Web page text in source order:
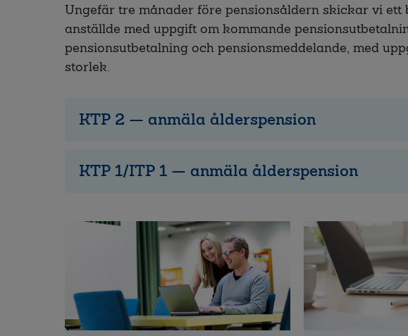
Ungefär tre månader före pensionsåldern skickar vi ett
anställde med uppgift om kommande
pensionsutbetalning och pensionsmeddelande, med
storlek.
KTP 2 — anmäla ålderspension
KTP 1/ITP 1 — anmäla ålderspension